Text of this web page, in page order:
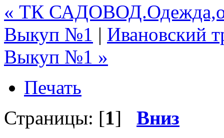
« ТК
Выкуп №1 | Ивановский
Выкуп №1 »
Печать
Страницы: [1] Вниз